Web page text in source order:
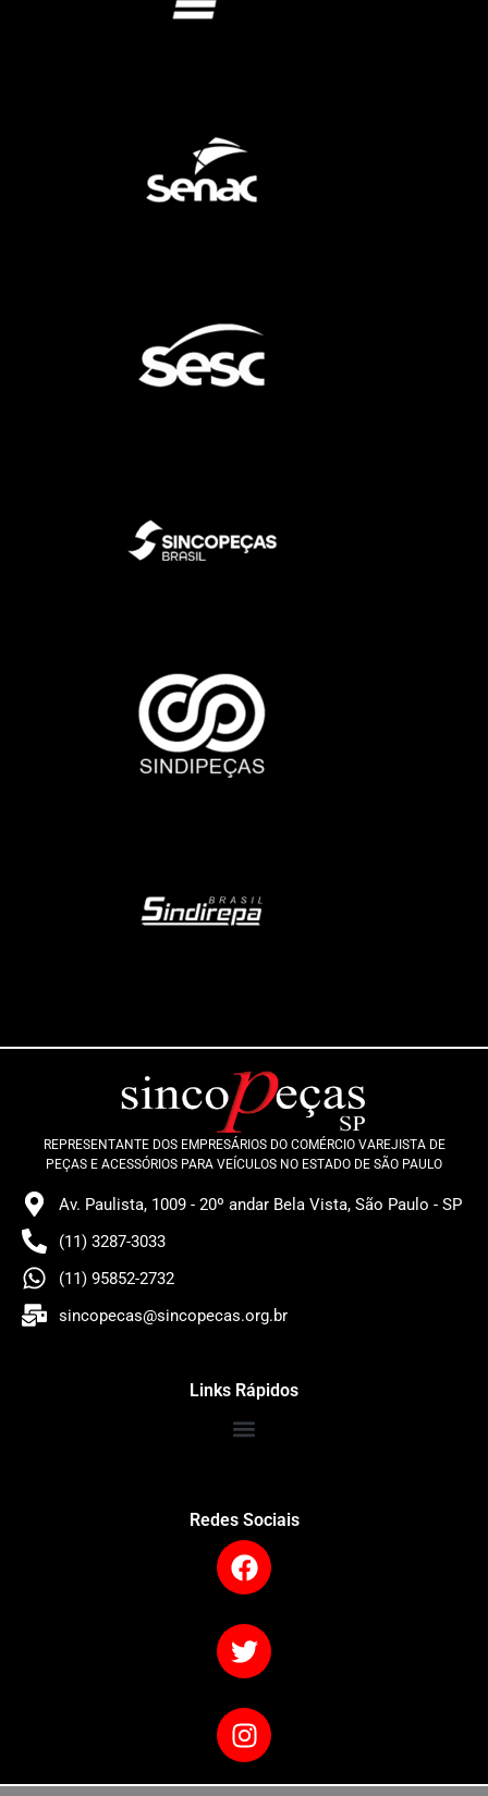
REPRESENTANTE DOS EMPRESÁRIOS DO COMÉRCIO VAREJISTA DE
PEÇAS E ACESSÓRIOS PARA VEÍCULOS NO ESTADO DE SÃO PAULO
Av. Paulista, 1009 - 20º andar Bela Vista, São Paulo - SP
(11) 3287-3033
(11) 95852-2732
sincopecas@sincopecas.org.br
Links Rápidos
Redes Sociais